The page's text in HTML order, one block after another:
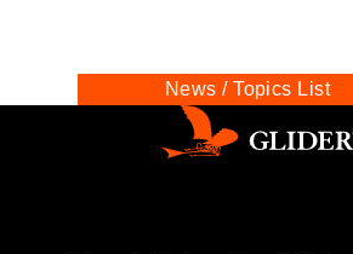
News / Topics List